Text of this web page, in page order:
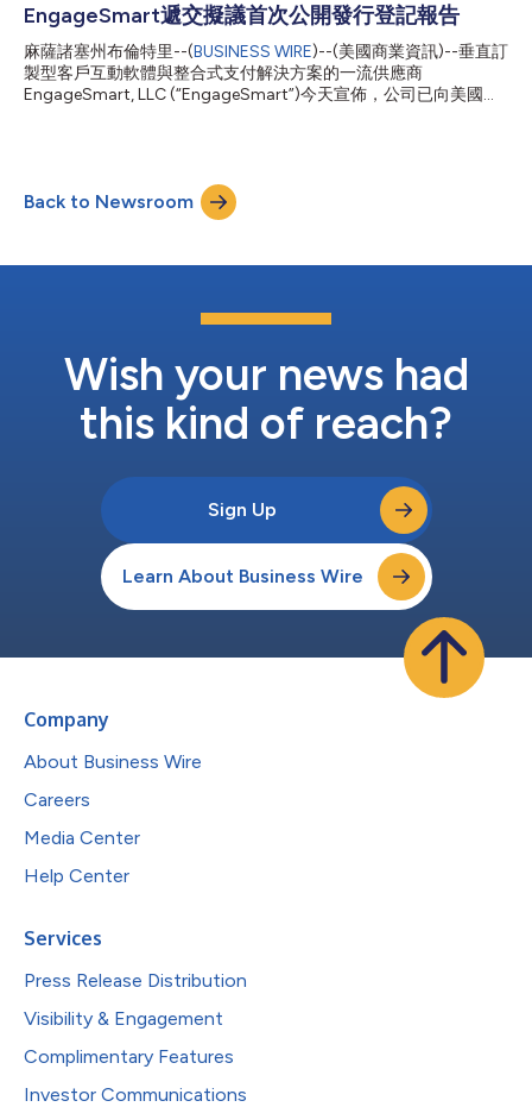
買最多218.25萬股普通股。EngageSmart將不會從售股股東的普
通股股份出售中獲得任何收益。目前，首次公開發行價格預計在每
股23.00美元至25.00美元之間。EngageSmart計畫在紐約證券交
易所上市交易其普通股，股票代碼為“ESMT”。 摩根大通(J.P.
Morgan)、高盛有限責任公司(Goldman Sachs & Co. LLC)、美國
EngageSmart遞交擬議首次公開發行登記報告
麻薩諸塞州布倫特里--(BUSINESS WIRE)--(美國商業資訊)--垂直訂
製型客戶互動軟體與整合式支付解決方案的一流供應商
EngageSmart, LLC (“EngageSmart”)今天宣佈，公司已向美國證
碼為“ESMT”。 摩根大通(J.P. Morgan)、高盛有限責任公司
(Goldman Sachs & Co. LLC)、美國銀行證券(BofA Securities)和
花旗集團(Citigroup)將擔任擬議發行的主辦承銷商。德意志銀行證
Securities和William Blair將擔任擬議發行的承銷商。KeyBanc
Back to Newsroom
Wish your news had
this kind of reach?
Sign Up
Learn About Business Wire
Company
About Business Wire
Careers
Media Center
Help Center
Services
Press Release Distribution
Visibility & Engagement
Complimentary Features
Investor Communications